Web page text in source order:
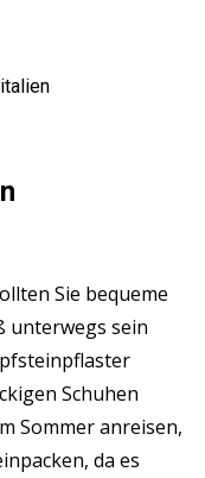
Sie bequeme
unterwegs sein
Schuhen
Sommer anreisen,
da es